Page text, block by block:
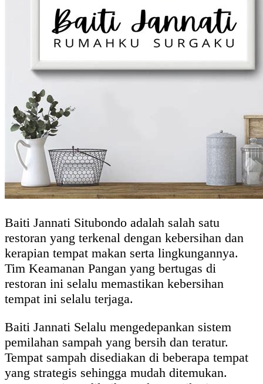
Baiti Jannati Situbondo adalah salah satu
restoran yang terkenal dengan kebersihan dan
kerapian tempat makan serta lingkungannya.
Tim Keamanan Pangan yang bertugas di
restoran ini selalu memastikan kebersihan
tempat ini selalu terjaga.
Baiti Jannati Selalu mengedepankan sistem
pemilahan sampah yang bersih dan teratur.
Tempat sampah disediakan di beberapa tempat
yang strategis sehingga mudah ditemukan.